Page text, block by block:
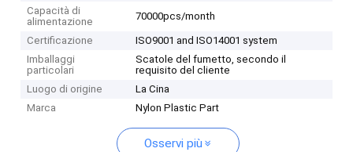
Capacità di
alimentazione
70000pcs/month
Certificazione
ISO9001 and ISO14001 system
Imballaggi
particolari
Scatole del fumetto, secondo il
requisito del cliente
Luogo di origine
La Cina
Marca
Nylon Plastic Part
Osservi più